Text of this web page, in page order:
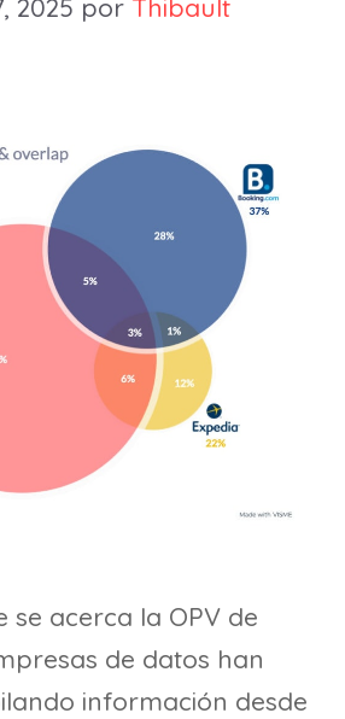
2025 por Thibault
se acerca la OPV de
de datos han
información desde